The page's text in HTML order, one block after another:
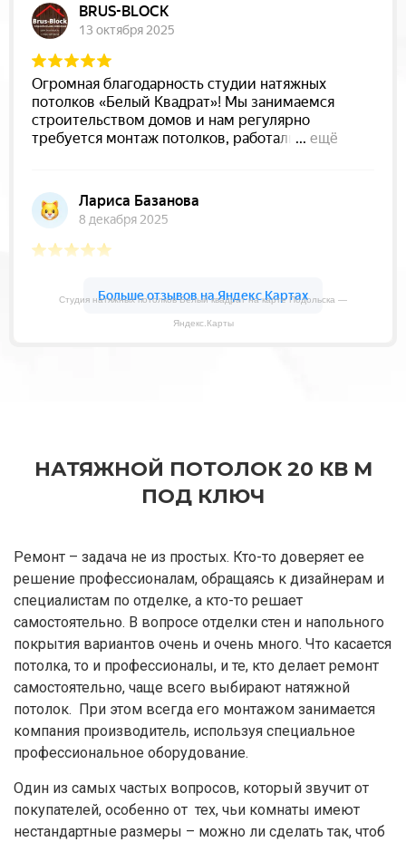
Студия натяжных потолков Белый квадрат на карте Подольска —
Яндекс.Карты
НАТЯЖНОЙ ПОТОЛОК 20 КВ М
ПОД КЛЮЧ
Ремонт – задача не из простых. Кто-то доверяет ее
решение профессионалам, обращаясь к дизайнерам и
специалистам по отделке, а кто-то решает
самостоятельно. В вопросе отделки стен и напольного
покрытия вариантов очень и очень много. Что касается
потолка, то и профессионалы, и те, кто делает ремонт
самостоятельно, чаще всего выбирают натяжной
потолок. При этом всегда его монтажом занимается
компания производитель, используя специальное
профессиональное оборудование.
Один из самых частых вопросов, который звучит от
покупателей, особенно от тех, чьи комнаты имеют
нестандартные размеры – можно ли сделать так, чтоб